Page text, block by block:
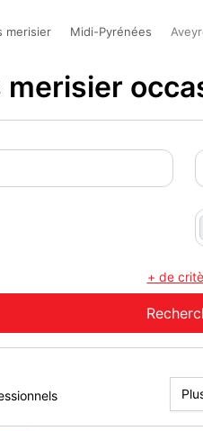
merisier Midi-Pyrénées
+ de